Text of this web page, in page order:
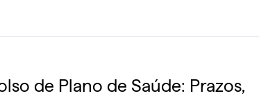
de Plano de Saúde: Prazos,